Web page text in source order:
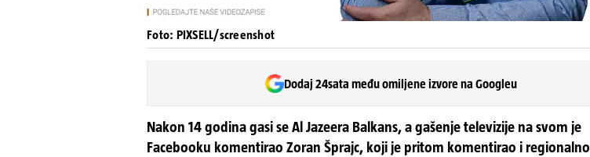
Foto: PIXSELL/screenshot
Dodaj 24sata među omiljene izvore na Googleu
Nakon 14 godina gasi se Al Jazeera Balkans, a gašenje televizije na svom je
Facebooku komentirao Zoran Šprajc, koji je pritom komentirao i regionalno